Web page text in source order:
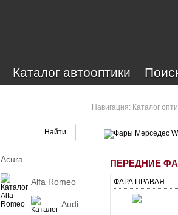
Каталог автооптики
Навигация: Каталог
ПЕРЕДНИЕ
ФАРА ПРАВАЯ
Acura
Alfa Romeo
Audi